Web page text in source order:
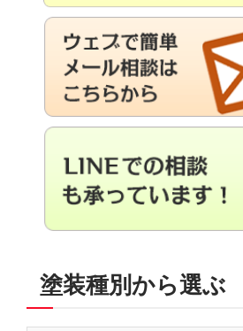
塗装種別から選ぶ